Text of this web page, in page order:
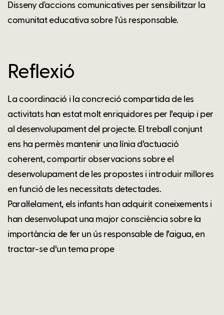
Disseny d'accions comunicatives per sensibilitzar la
comunitat educativa sobre l'ús responsable.
Reflexió
La coordinació i la concreció compartida de les
activitats han estat molt enriquidores per l’equip i per
al desenvolupament del projecte. El treball conjunt
ens ha permès mantenir una línia d’actuació
coherent, compartir observacions sobre el
desenvolupament de les propostes i introduir millores
en funció de les necessitats detectades.
Paral·lelament, els infants han adquirit coneixements i
han desenvolupat una major consciència sobre la
importància de fer un ús responsable de l’aigua, en
tractar-se d’un tema prope